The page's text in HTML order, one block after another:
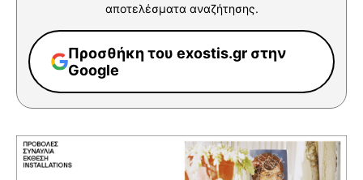
αποτελέσματα αναζήτησης.
Προσθήκη του exostis.gr στην
Google